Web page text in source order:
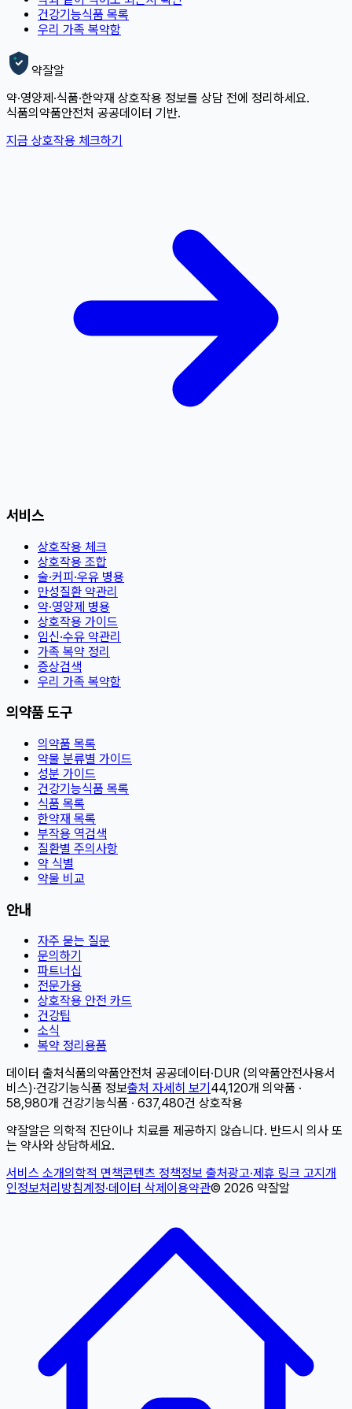
건강기능식품 목록
우리 가족 복약함
약잘알
약·영양제·식품·한약재 상호작용 정보를 상담 전에 정리하세요.
식품의약품안전처 공공데이터 기반.
지금 상호작용 체크하기
서비스
상호작용 체크
상호작용 조합
술·커피·우유 병용
만성질환 약관리
약·영양제 병용
상호작용 가이드
임신·수유 약관리
가족 복약 정리
증상검색
우리 가족 복약함
의약품 도구
의약품 목록
약물 분류별 가이드
성분 가이드
건강기능식품 목록
식품 목록
한약재 목록
부작용 역검색
질환별 주의사항
약 식별
약물 비교
안내
자주 묻는 질문
문의하기
파트너십
전문가용
상호작용 안전 카드
건강팁
소식
복약 정리용품
데이터 출처 식품의약품안전처 공공데이터 · DUR (의약품안전사용서
비스)·건강기능식품 정보출처 자세히 보기 44,120개 의약품 ·
58,980개 건강기능식품 · 637,480건 상호작용
약잘알은 의학적 진단이나 치료를 제공하지 않습니다. 반드시 의사 또
는 약사와 상담하세요.
서비스 소개의학적 면책콘텐츠 정책정보 출처광고·제휴 링크 고지 개
인정보처리방침계정·데이터 삭제 이용약관© 2026 약잘알